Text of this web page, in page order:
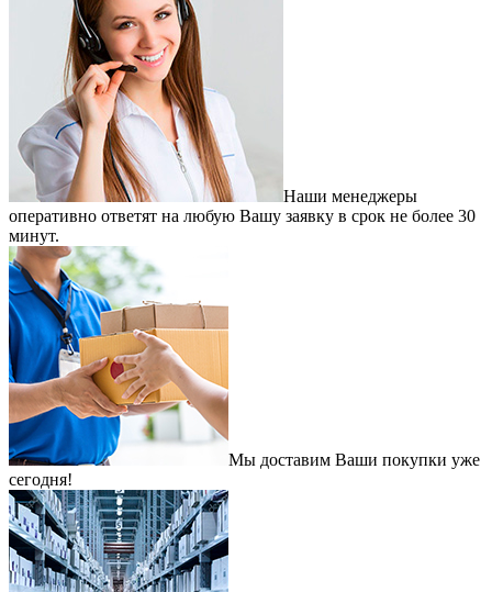
Наши менеджеры
оперативно ответят на любую Вашу заявку в срок не более 30
минут.
Мы доставим Ваши покупки уже
сегодня!